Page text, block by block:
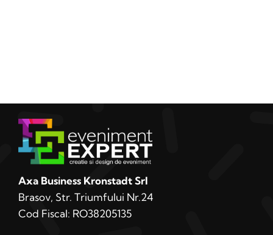
Axa Business Kronstadt Srl
Brasov, Str. Triumfului Nr.24
Cod Fiscal: RO38205135